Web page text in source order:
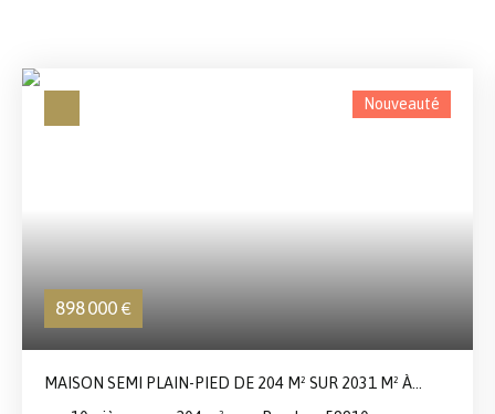
898 000 €
Nouveauté
MAISON SEMI PLAIN-PIED DE 204 M² SUR 2031 M² À
BONDUES